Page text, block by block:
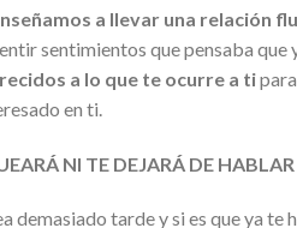
a llevar una relación
sentimientos que pensaba
a lo que te ocurre a ti
en ti.
NI TE DEJARÁ DE
demasiado tarde y si es que ya